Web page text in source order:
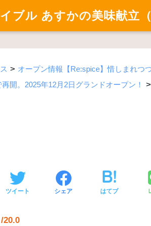
ブル あすかの美味献立
> オープン情報【Re:spice】惜しまれつ
再開。2025年12月2日グランドオープン！
>
ツイート シェア はてブ
/20.0